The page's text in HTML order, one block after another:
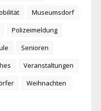
Museumsdorf
Polizeimeldung
Senioren
Veranstaltungen
Weihnachten